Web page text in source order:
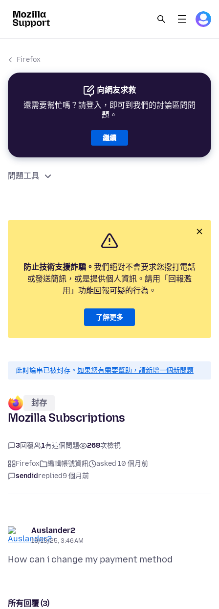
Firefox
向網友求救
還需要幫忙嗎？請登入，即可到我們的討論區問問
題。
繼續
問題工具
防止技術支援詐騙。 我們絕對不會要求您撥打電話
或發送簡訊，或是提供個人資訊。請用「回報濫
用」功能回報可疑的行為。
了解更多
此討論串已被封存。 如果您有需要幫助，請新增一個新問題
封存
Mozilla Subscriptions
3回覆 1有這個問題 268次檢視
Firefox 編輯帳號資訊
asked 10 個月前
sendidreplied9 個月前
Auslander2
10/13/25, 3:46 AM
所有回覆 (3)